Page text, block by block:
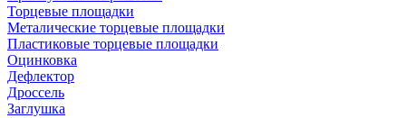
Торцевые площадки
Металические торцевые площадки
Пластиковые торцевые площадки
Оцинковка
Дефлектор
Дроссель
Заглушка